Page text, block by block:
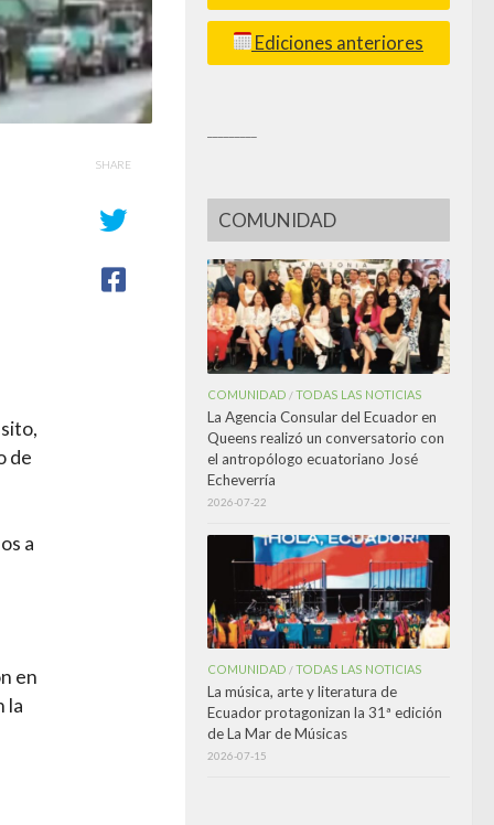
de
a
en
la
SHARE
Ediciones anteriores
COMUNIDAD
COMUNIDAD /TODAS LAS NOTICIAS
La Agencia Consular del Ecuador en
Queens realizó un conversatorio con
el antropólogo ecuatoriano José
Echeverría
2026-07-22
COMUNIDAD /TODAS LAS NOTICIAS
La música, arte y literatura de
Ecuador protagonizan la 31ª edición
de La Mar de Músicas
2026-07-15